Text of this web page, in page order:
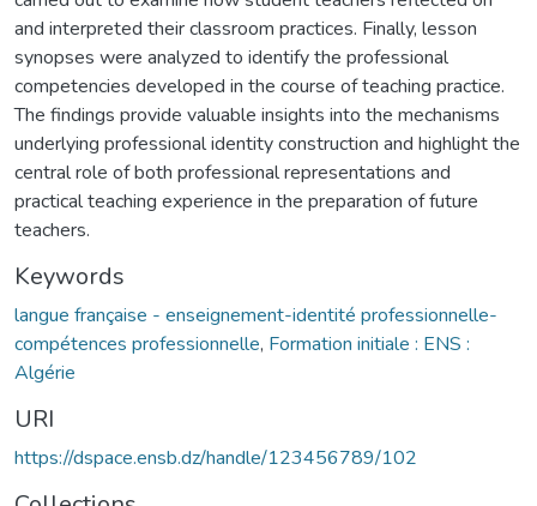
and interpreted their classroom practices. Finally, lesson
synopses were analyzed to identify the professional
competencies developed in the course of teaching practice.
The findings provide valuable insights into the mechanisms
underlying professional identity construction and highlight the
central role of both professional representations and
practical teaching experience in the preparation of future
teachers.
Keywords
langue française - enseignement-identité professionnelle-
compétences professionnelle, Formation initiale : ENS :
Algérie
URI
https://dspace.ensb.dz/handle/123456789/102